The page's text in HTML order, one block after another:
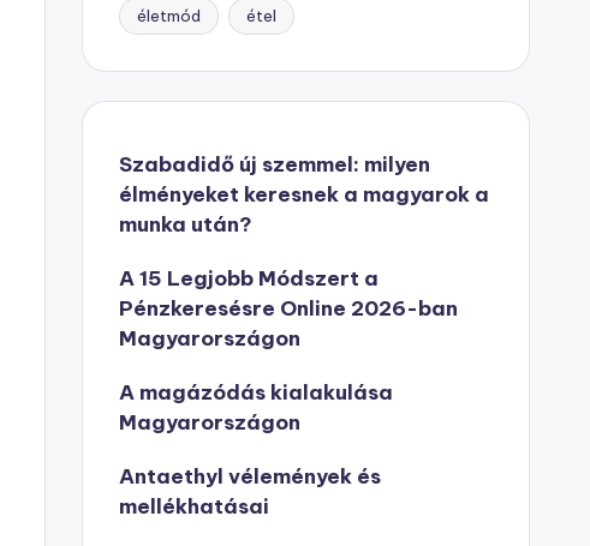
életmód étel
Szabadidő új szemmel: milyen
élményeket keresnek a magyarok a
munka után?
A 15 Legjobb Módszert a
Pénzkeresésre Online 2026-ban
Magyarországon
A magázódás kialakulása
Magyarországon
Antaethyl vélemények és
mellékhatásai